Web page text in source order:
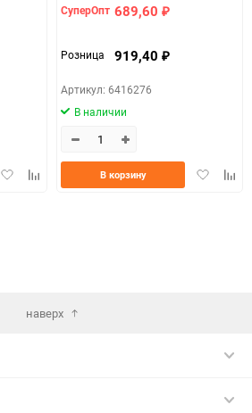
ДобавитьДобавить
СуперОпт 689,60 ₽
Розница 919,40 ₽
Артикул: 6416276
В наличии
Добавить
В корзину
наверх